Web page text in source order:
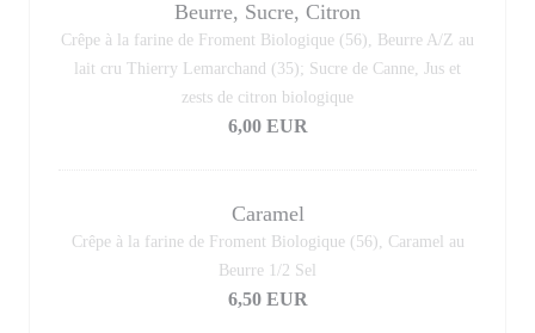
Beurre, Sucre, Citron
Crêpe à la farine de Froment Biologique (56), Beurre A/Z au
lait cru Thierry Lemarchand (35); Sucre de Canne, Jus et
zests de citron biologique
6,00 EUR
Caramel
Crêpe à la farine de Froment Biologique (56), Caramel au
Beurre 1/2 Sel
6,50 EUR